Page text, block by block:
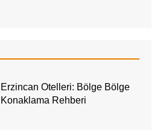
Erzincan Otelleri: Bölge Bölge
Konaklama Rehberi